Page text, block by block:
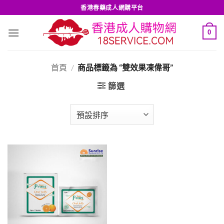
to
content
香港春藥成人網購平台
0
首頁 / 商品標籤為 “雙效果凍偉哥”
篩選